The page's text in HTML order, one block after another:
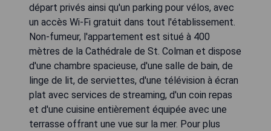
départ privés ainsi qu'un parking pour vélos, avec
un accès Wi-Fi gratuit dans tout l'établissement.
Non-fumeur, l'appartement est situé à 400
mètres de la Cathédrale de St. Colman et dispose
d'une chambre spacieuse, d'une salle de bain, de
linge de lit, de serviettes, d'une télévision à écran
plat avec services de streaming, d'un coin repas
et d'une cuisine entièrement équipée avec une
terrasse offrant une vue sur la mer. Pour plus